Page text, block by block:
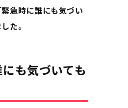
急時に誰にも気づい
た。
も気づいても